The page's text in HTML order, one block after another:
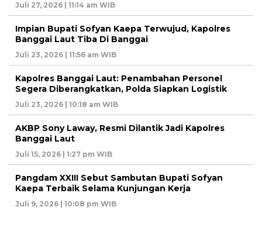
Juli 27, 2026 | 11:14 am WIB
Impian Bupati Sofyan Kaepa Terwujud, Kapolres
Banggai Laut Tiba Di Banggai
Juli 23, 2026 | 11:56 am WIB
Kapolres Banggai Laut: Penambahan Personel
Segera Diberangkatkan, Polda Siapkan Logistik
Juli 23, 2026 | 10:18 am WIB
AKBP Sony Laway, Resmi Dilantik Jadi Kapolres
Banggai Laut
Juli 15, 2026 | 1:27 pm WIB
Pangdam XXIII Sebut Sambutan Bupati Sofyan
Kaepa Terbaik Selama Kunjungan Kerja
Juli 9, 2026 | 10:08 pm WIB